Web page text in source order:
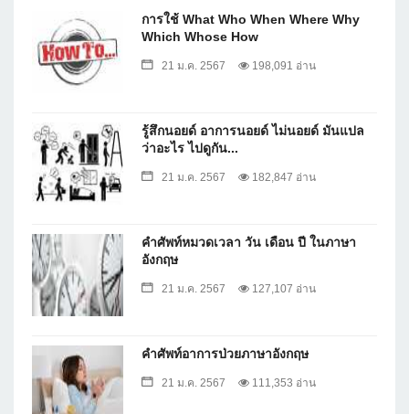
การใช้ What Who When Where Why
Which Whose How
21 ม.ค. 2567 198,091 อ่าน
รู้สึกนอยด์ อาการนอยด์ ไม่นอยด์ มันแปล
ว่าอะไร ไปดูกัน...
21 ม.ค. 2567 182,847 อ่าน
คำศัพท์หมวดเวลา วัน เดือน ปี ในภาษา
อังกฤษ
21 ม.ค. 2567 127,107 อ่าน
คำศัพท์อาการป่วยภาษาอังกฤษ
21 ม.ค. 2567 111,353 อ่าน